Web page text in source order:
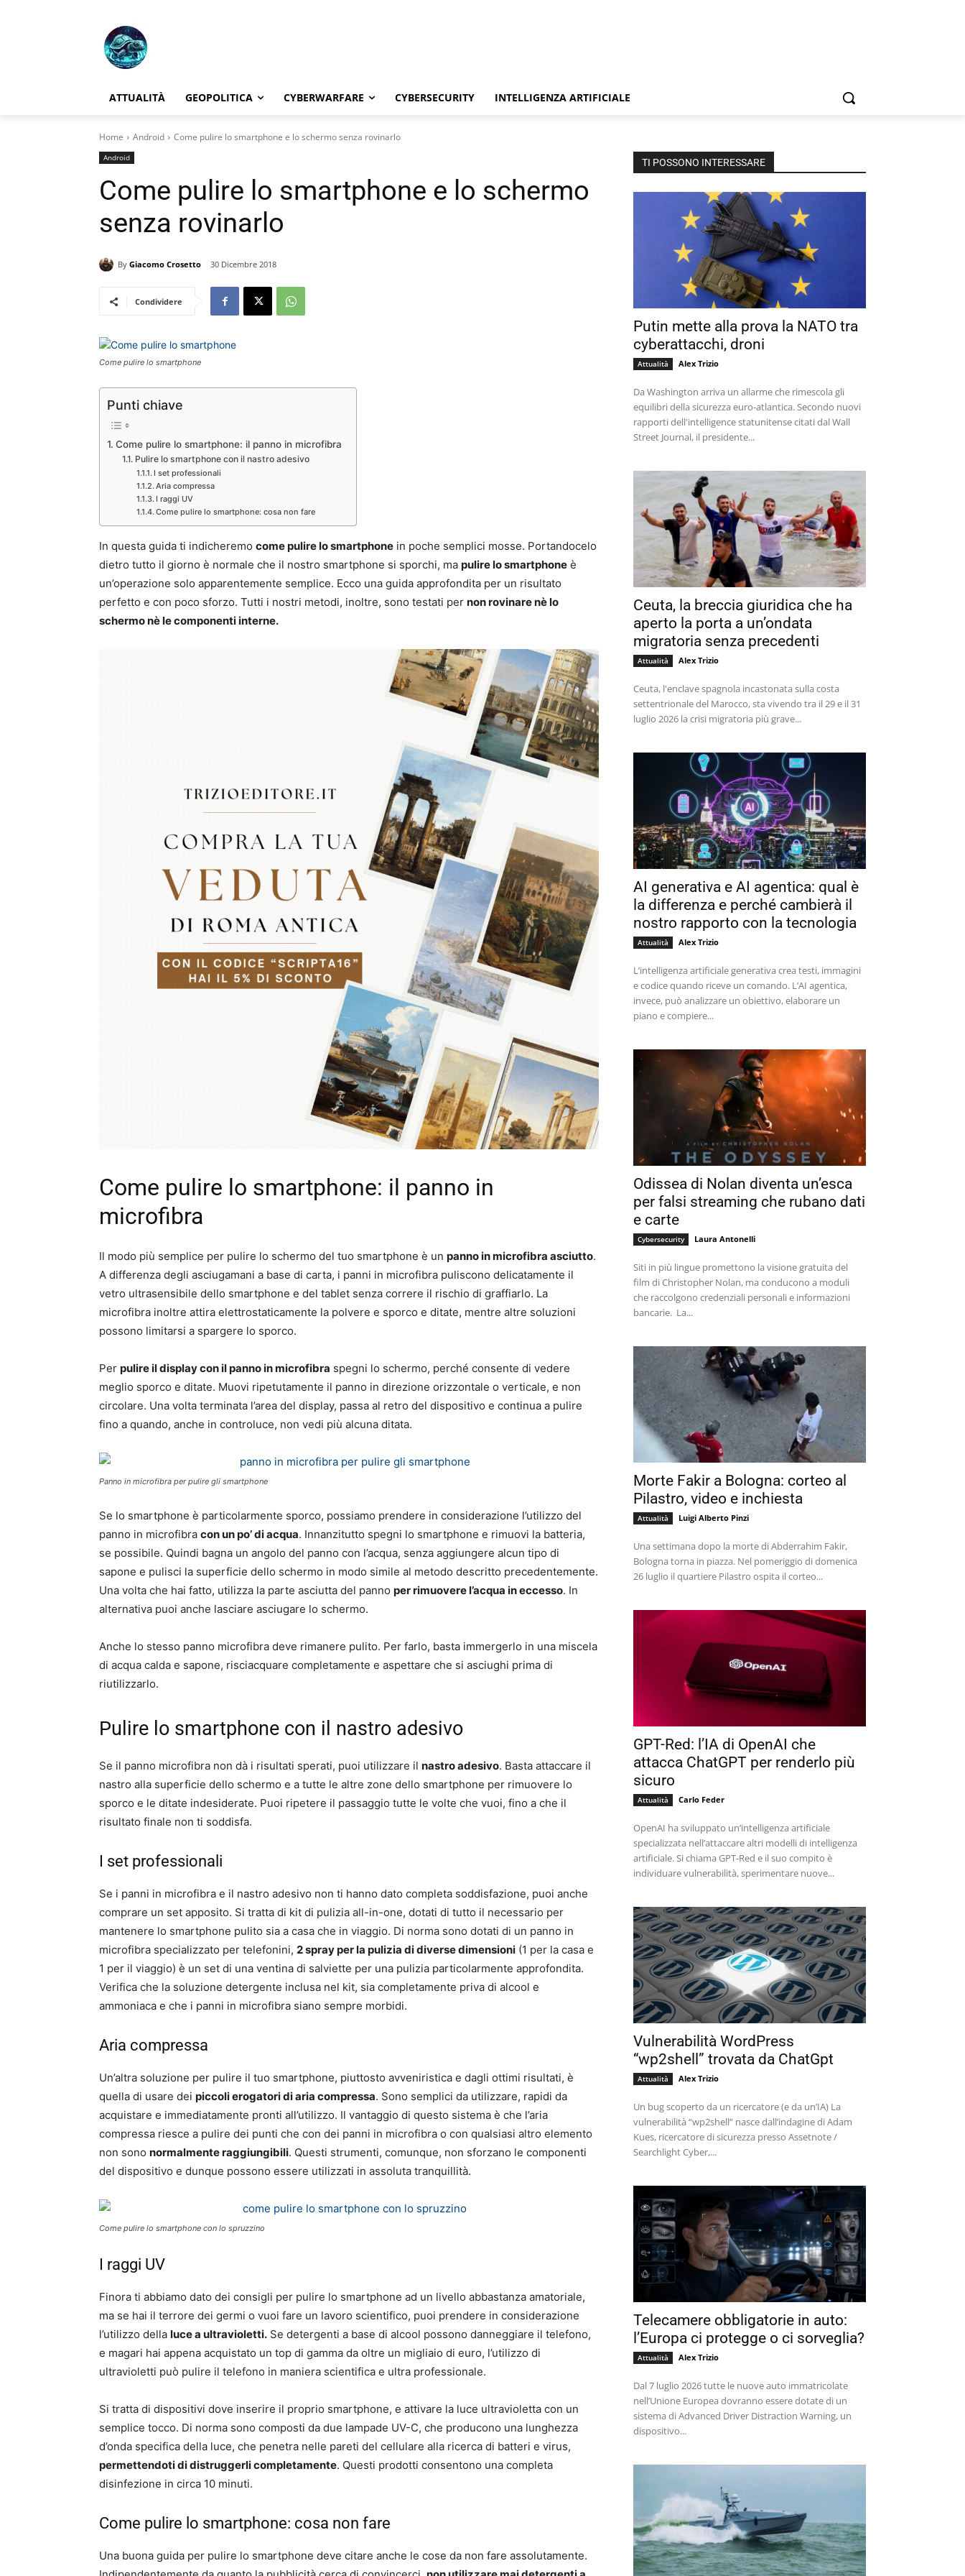
ATTUALITÀ GEOPOLITICA CYBERWARFARE CYBERSECURITY INTELLIGENZA ARTIFICIALE
Home Android Come pulire lo smartphone e lo schermo senza rovinarlo
Android
Come pulire lo smartphone e lo schermo
senza rovinarlo
By Giacomo Crosetto 30 Dicembre 2018
Condividere
Come pulire lo smartphone
Punti chiave
Come pulire lo smartphone: il panno in microfibra
Pulire lo smartphone con il nastro adesivo
I set professionali
Aria compressa
I raggi UV
Come pulire lo smartphone: cosa non fare
In questa guida ti indicheremo come pulire lo smartphone in poche semplici mosse. Portandocelo
dietro tutto il giorno è normale che il nostro smartphone si sporchi, ma pulire lo smartphone è
un’operazione solo apparentemente semplice. Ecco una guida approfondita per un risultato
perfetto e con poco sforzo. Tutti i nostri metodi, inoltre, sono testati per non rovinare nè lo
schermo nè le componenti interne.
Come pulire lo smartphone: il panno in
microfibra
Il modo più semplice per pulire lo schermo del tuo smartphone è un panno in microfibra asciutto.
A differenza degli asciugamani a base di carta, i panni in microfibra puliscono delicatamente il
vetro ultrasensibile dello smartphone e del tablet senza correre il rischio di graffiarlo. La
microfibra inoltre attira elettrostaticamente la polvere e sporco e ditate, mentre altre soluzioni
possono limitarsi a spargere lo sporco.
Per pulire il display con il panno in microfibra spegni lo schermo, perché consente di vedere
meglio sporco e ditate. Muovi ripetutamente il panno in direzione orizzontale o verticale, e non
circolare. Una volta terminata l’area del display, passa al retro del dispositivo e continua a pulire
fino a quando, anche in controluce, non vedi più alcuna ditata.
Panno in microfibra per pulire gli smartphone
Se lo smartphone è particolarmente sporco, possiamo prendere in considerazione l’utilizzo del
panno in microfibra con un po’ di acqua. Innanzitutto spegni lo smartphone e rimuovi la batteria,
se possibile. Quindi bagna un angolo del panno con l’acqua, senza aggiungere alcun tipo di
sapone e pulisci la superficie dello schermo in modo simile al metodo descritto precedentemente.
Una volta che hai fatto, utilizza la parte asciutta del panno per rimuovere l’acqua in eccesso. In
alternativa puoi anche lasciare asciugare lo schermo.
Anche lo stesso panno microfibra deve rimanere pulito. Per farlo, basta immergerlo in una miscela
di acqua calda e sapone, risciacquare completamente e aspettare che si asciughi prima di
riutilizzarlo.
Pulire lo smartphone con il nastro adesivo
Se il panno microfibra non dà i risultati sperati, puoi utilizzare il nastro adesivo. Basta attaccare il
nastro alla superficie dello schermo e a tutte le altre zone dello smartphone per rimuovere lo
sporco e le ditate indesiderate. Puoi ripetere il passaggio tutte le volte che vuoi, fino a che il
risultato finale non ti soddisfa.
I set professionali
Se i panni in microfibra e il nastro adesivo non ti hanno dato completa soddisfazione, puoi anche
comprare un set apposito. Si tratta di kit di pulizia all-in-one, dotati di tutto il necessario per
mantenere lo smartphone pulito sia a casa che in viaggio. Di norma sono dotati di un panno in
microfibra specializzato per telefonini, 2 spray per la pulizia di diverse dimensioni (1 per la casa e
1 per il viaggio) è un set di una ventina di salviette per una pulizia particolarmente approfondita.
Verifica che la soluzione detergente inclusa nel kit, sia completamente priva di alcool e
ammoniaca e che i panni in microfibra siano sempre morbidi.
Aria compressa
Un’altra soluzione per pulire il tuo smartphone, piuttosto avveniristica e dagli ottimi risultati, è
quella di usare dei piccoli erogatori di aria compressa. Sono semplici da utilizzare, rapidi da
acquistare e immediatamente pronti all’utilizzo. Il vantaggio di questo sistema è che l’aria
compressa riesce a pulire dei punti che con dei panni in microfibra o con qualsiasi altro elemento
non sono normalmente raggiungibili. Questi strumenti, comunque, non sforzano le componenti
del dispositivo e dunque possono essere utilizzati in assoluta tranquillità.
Come pulire lo smartphone con lo spruzzino
I raggi UV
Finora ti abbiamo dato dei consigli per pulire lo smartphone ad un livello abbastanza amatoriale,
ma se hai il terrore dei germi o vuoi fare un lavoro scientifico, puoi prendere in considerazione
l’utilizzo della luce a ultravioletti. Se detergenti a base di alcool possono danneggiare il telefono,
e magari hai appena acquistato un top di gamma da oltre un migliaio di euro, l’utilizzo di
ultravioletti può pulire il telefono in maniera scientifica e ultra professionale.
Si tratta di dispositivi dove inserire il proprio smartphone, e attivare la luce ultravioletta con un
semplice tocco. Di norma sono composti da due lampade UV-C, che producono una lunghezza
d’onda specifica della luce, che penetra nelle pareti del cellulare alla ricerca di batteri e virus,
permettendoti di distruggerli completamente. Questi prodotti consentono una completa
disinfezione in circa 10 minuti.
Come pulire lo smartphone: cosa non fare
Una buona guida per pulire lo smartphone deve citare anche le cose da non fare assolutamente.
TI POSSONO INTERESSARE
Putin mette alla prova la NATO tra
cyberattacchi, droni
Attualità Alex Trizio
Da Washington arriva un allarme che rimescola gli
equilibri della sicurezza euro-atlantica. Secondo nuovi
rapporti dell'intelligence statunitense citati dal Wall
Street Journal, il presidente...
Ceuta, la breccia giuridica che ha
aperto la porta a un’ondata
migratoria senza precedenti
Attualità Alex Trizio
Ceuta, l'enclave spagnola incastonata sulla costa
settentrionale del Marocco, sta vivendo tra il 29 e il 31
luglio 2026 la crisi migratoria più grave...
AI generativa e AI agentica: qual è
la differenza e perché cambierà il
nostro rapporto con la tecnologia
Attualità Alex Trizio
L’intelligenza artificiale generativa crea testi, immagini
e codice quando riceve un comando. L’AI agentica,
invece, può analizzare un obiettivo, elaborare un
piano e compiere...
Odissea di Nolan diventa un’esca
per falsi streaming che rubano dati
e carte
Cybersecurity Laura Antonelli
Siti in più lingue promettono la visione gratuita del
film di Christopher Nolan, ma conducono a moduli
che raccolgono credenziali personali e informazioni
bancarie. La...
Morte Fakir a Bologna: corteo al
Pilastro, video e inchiesta
Attualità Luigi Alberto Pinzi
Una settimana dopo la morte di Abderrahim Fakir,
Bologna torna in piazza. Nel pomeriggio di domenica
26 luglio il quartiere Pilastro ospita il corteo...
GPT-Red: l’IA di OpenAI che
attacca ChatGPT per renderlo più
sicuro
Attualità Carlo Feder
OpenAI ha sviluppato un’intelligenza artificiale
specializzata nell’attaccare altri modelli di intelligenza
artificiale. Si chiama GPT-Red e il suo compito è
individuare vulnerabilità, sperimentare nuove...
Vulnerabilità WordPress
“wp2shell” trovata da ChatGpt
Attualità Alex Trizio
Un bug scoperto da un ricercatore (e da un’IA) La
vulnerabilità “wp2shell” nasce dall’indagine di Adam
Kues, ricercatore di sicurezza presso Assetnote /
Searchlight Cyber,...
Telecamere obbligatorie in auto:
l’Europa ci protegge o ci sorveglia?
Attualità Alex Trizio
Dal 7 luglio 2026 tutte le nuove auto immatricolate
nell’Unione Europea dovranno essere dotate di un
sistema di Advanced Driver Distraction Warning, un
dispositivo...